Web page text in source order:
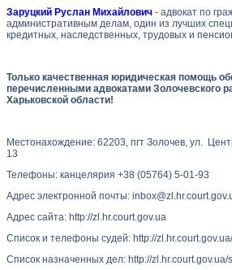
Заруцкий Руслан Михайлович - адвокат по
административным делам, один из лучших
кредитных, наследственных, трудовых и
Только качественная юридическая помощь
перечисленными адвокатами Золочевского
Харьковской области!
Местонахождение: 62203, пгт Золочев, ул.
13
Телефоны: канцелярия +38 (05764) 5-01-93
Адрес электронной почты:
Адрес сайта: http://zl.hr.court.gov.ua
Список и телефоны судей: http://
Список назначенных дел: http://